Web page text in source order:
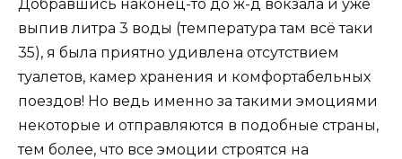
Добравшись наконец-то до ж-д вокзала и уже
выпив литра 3 воды (температура там всё таки
35), я была приятно удивлена отсутствием
туалетов, камер хранения и комфортабельных
поездов! Но ведь именно за такими эмоциями
некоторые и отправляются в подобные страны,
тем более, что все эмоции строятся на